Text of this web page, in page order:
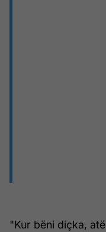
"Kur bëni diçka,